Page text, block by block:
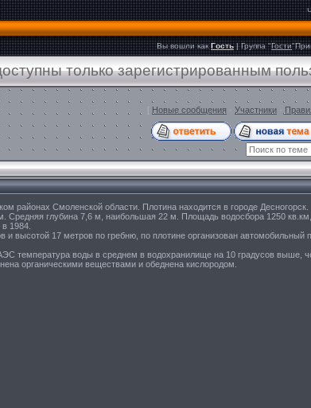
Вы вошли как Гость|Группа"Гости"
только зарегистрированным
[ Новые сообщения Участники
районах Смоленской области. Плотина находится в городе Десногорск.
глубина 7,6 м, наибольшая 22 м. Площадь водосбора 1250 кв.км,
1984.
и высотой 17 метров по гребню, по плотине организован автомобильный
температура воды в среднем в водохранилище на 10 градусов выше,
органическими веществами и обеднена кислородом.